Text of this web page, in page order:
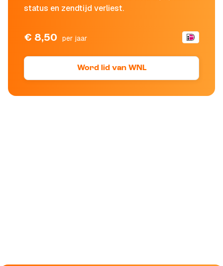
status en zendtijd verliest.
€ 8,50 per jaar
Word lid van WNL